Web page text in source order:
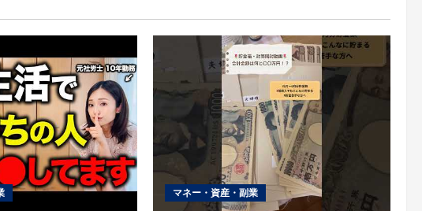
マネー・資産・副業